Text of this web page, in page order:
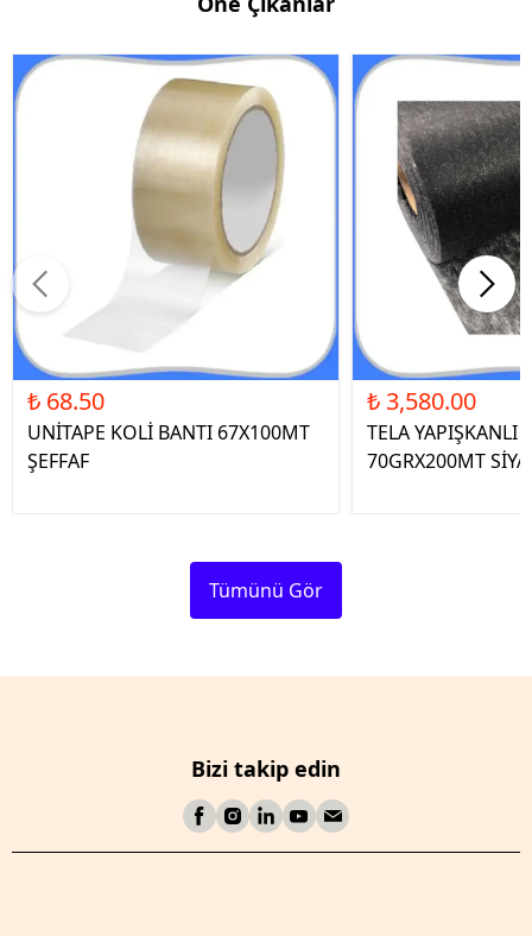
₺ 68.50
UNİTAPE KOLİ BANTI 67X100MT
ŞEFFAF
₺ 3,580.00
TELA YAPIŞKANLI
70GRX200MT
Tümünü Gör
Bizi takip edin